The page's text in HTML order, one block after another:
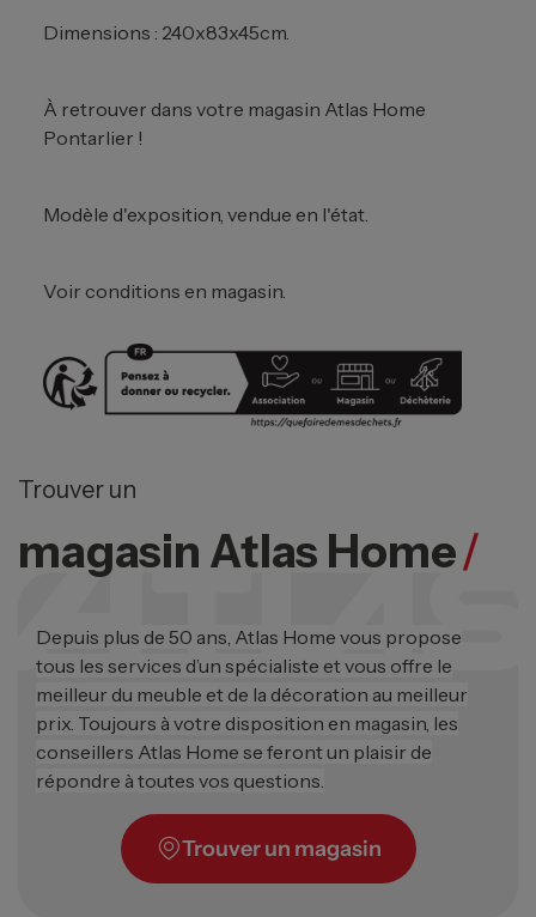
Dimensions : 240x83x45cm.
À retrouver dans votre magasin Atlas Home
Pontarlier !
Modèle d'exposition, vendue en l'état.
Voir conditions en magasin.
Trouver un
magasin Atlas Home/
Depuis plus de 50 ans, Atlas Home vous propose
tous les services d’un spécialiste et vous offre le
meilleur du meuble et de la décoration au meilleur
prix. Toujours à votre disposition en magasin, les
conseillers Atlas Home se feront un plaisir de
répondre à toutes vos questions.
Trouver un magasin